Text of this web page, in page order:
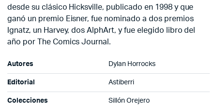
desde su clásico Hicksville, publicado en 1998 y que
ganó un premio Eisner, fue nominado a dos premios
Ignatz, un Harvey, dos AlphArt, y fue elegido libro del
año por The Comics Journal.
Autores Dylan Horrocks
Editorial Astiberri
Colecciones Sillón Orejero